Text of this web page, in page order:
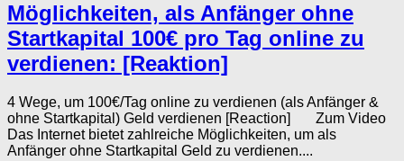
Möglichkeiten, als Anfänger ohne
Startkapital 100€ pro Tag online zu
verdienen: [Reaktion]
4 Wege, um 100€/Tag online zu verdienen (als Anfänger &
ohne Startkapital) Geld verdienen [Reaction] Zum Video
Das Internet bietet zahlreiche Möglichkeiten, um als
Anfänger ohne Startkapital Geld zu verdienen....